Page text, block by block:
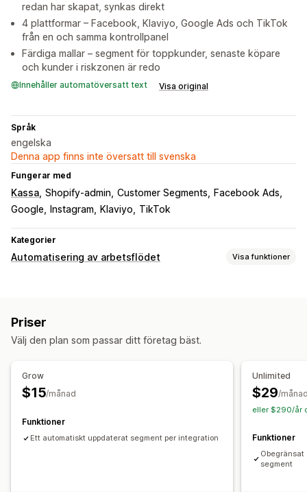
redan har skapat, synkas direkt
4 plattformar – Facebook, Klaviyo, Google Ads och TikTok
från en och samma kontrollpanel
Färdiga mallar – segment för toppkunder, senaste köpare
och kunder i riskzonen är redo
Innehåller automatöversatt text Visa original
Språk
engelska
Denna app finns inte översatt till svenska
Fungerar med
Kassa Shopify-admin Customer Segments
Facebook Ads
Google
Instagram Klaviyo TikTok
Kategorier
Automatisering av arbetsflödet Visa funktioner
Priser
Välj den plan som passar ditt företag bäst.
Grow
$15/månad
Funktioner
Ett automatiskt uppdaterat segment per integration
Unlimited
$29/
eller $290/år
Funktioner
segment